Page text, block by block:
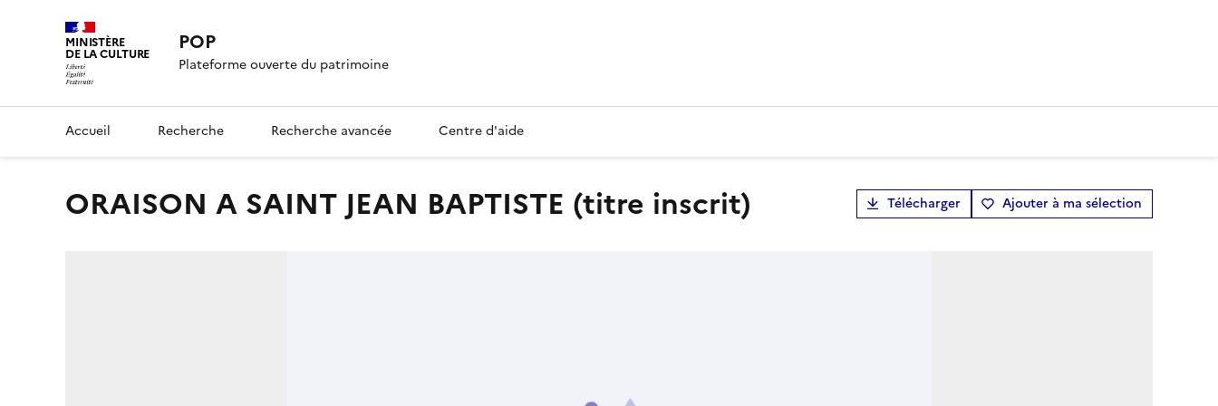
MINISTÈRE
DE LA CULTURE POP
Plateforme ouverte du patrimoine
Accueil Recherche Recherche avancée Centre d'aide
ORAISON A SAINT JEAN BAPTISTE (titre inscrit) Télécharger Ajouter à ma sélection